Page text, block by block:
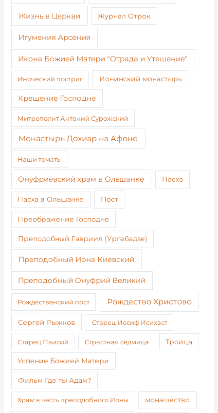
Жизнь в Церкви Журнал Отрок
Игумения Арсения
Икона Божией Матери "Отрада и Утешение"
Иноческий постриг Ионинский монастырь
Крещение Господне
Митрополит Антоний Сурожский
Монастырь Дохиар на Афоне
Наши томаты
Онуфриевский храм в Ольшанке Пасха
Пасха в Ольшанке Пост
Преображение Господне
Преподобный Гавриил (Ургебадзе)
Преподобный Иона Киевский
Преподобный Онуфрий Великий
Рождественский пост Рождество Христово
Сергей Рыжков Старец Иосиф Исихаст
Старец Паисий Страстная седмица Троица
Успение Божией Матери
Фильм Где ты Адам?
Храм в честь преподобного Ионы монашество